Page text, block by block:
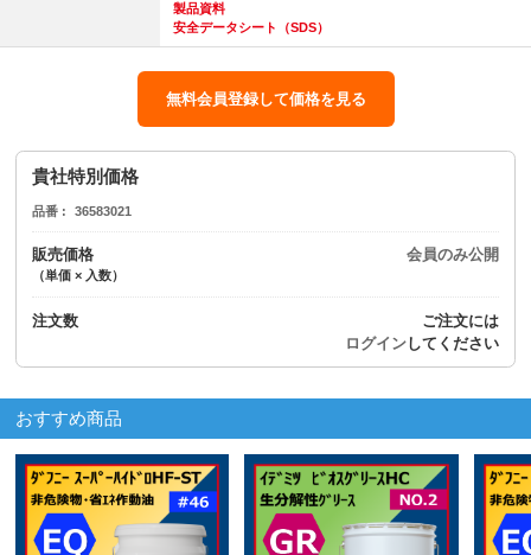
製品資料
安全データシート（SDS）
無料会員登録して価格を見る
貴社特別価格
品番 36583021
販売価格
（単価 × 入数）
会員のみ公開
注文数
ご注文には
ログインしてください
おすすめ商品